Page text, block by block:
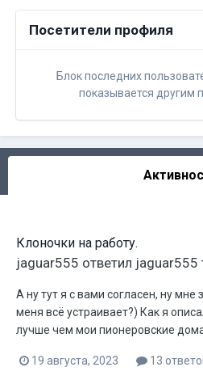
Посетители профиля
Блок последних
показывается другим
Клоночки на работу.
jaguar555 ответил jaguar555
А ну тут я с вами согласен, ну мне
меня всё устраивает?) Как я
лучше чем мои пионеровские
19 августа, 2023 13